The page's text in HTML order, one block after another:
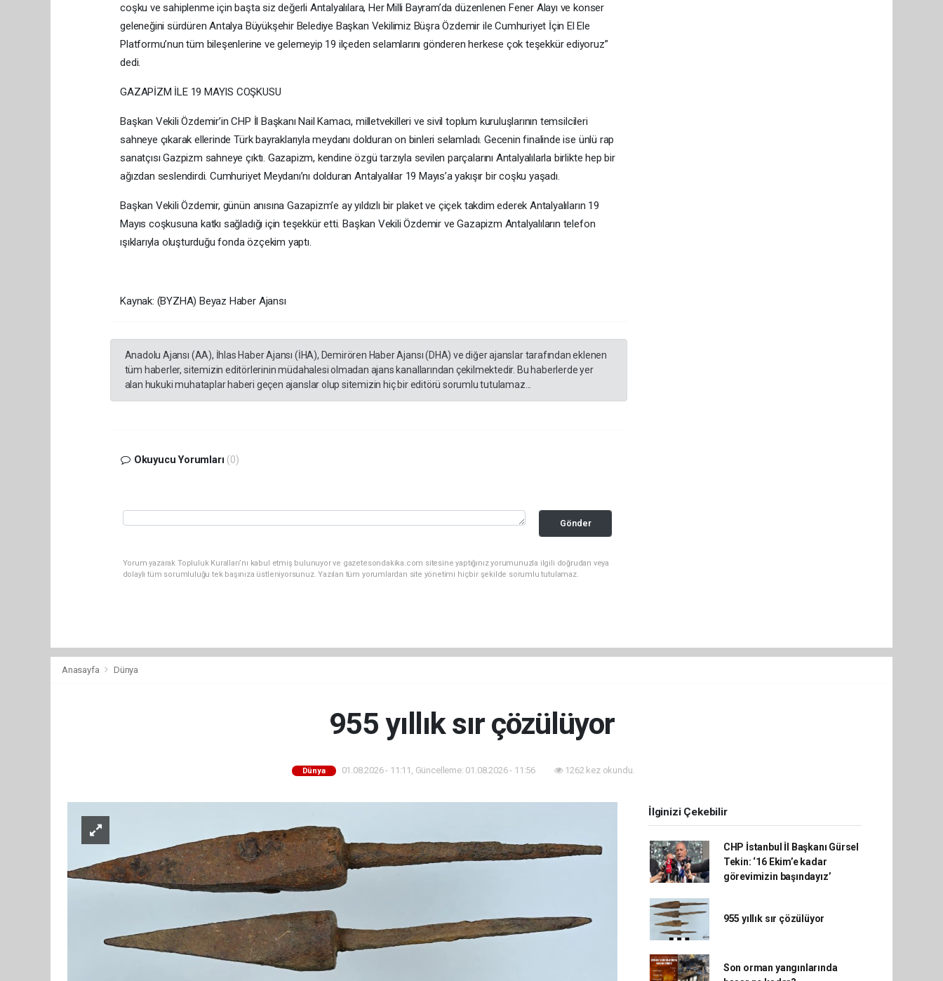
coşku ve sahiplenme için başta siz değerli Antalyalılara, Her Milli Bayram’da düzenlenen Fener Alayı ve konser
geleneğini sürdüren Antalya Büyükşehir Belediye Başkan Vekilimiz Büşra Özdemir ile Cumhuriyet İçin El Ele
Platformu’nun tüm bileşenlerine ve gelemeyip 19 ilçeden selamlarını gönderen herkese çok teşekkür ediyoruz”
dedi.
GAZAPİZM İLE 19 MAYIS COŞKUSU
Başkan Vekili Özdemir’in CHP İl Başkanı Nail Kamacı, milletvekilleri ve sivil toplum kuruluşlarının temsilcileri
sahneye çıkarak ellerinde Türk bayraklarıyla meydanı dolduran on binleri selamladı. Gecenin finalinde ise ünlü rap
sanatçısı Gazpizm sahneye çıktı. Gazapizm, kendine özgü tarzıyla sevilen parçalarını Antalyalılarla birlikte hep bir
ağızdan seslendirdi. Cumhuriyet Meydanı’nı dolduran Antalyalılar 19 Mayıs’a yakışır bir coşku yaşadı.
Başkan Vekili Özdemir, günün anısına Gazapizm’e ay yıldızlı bir plaket ve çiçek takdim ederek Antalyalıların 19
Mayıs coşkusuna katkı sağladığı için teşekkür etti. Başkan Vekili Özdemir ve Gazapizm Antalyalıların telefon
ışıklarıyla oluşturduğu fonda özçekim yaptı.
Kaynak: (BYZHA) Beyaz Haber Ajansı
Anadolu Ajansı (AA), İhlas Haber Ajansı (İHA), Demirören Haber Ajansı (DHA) ve diğer ajanslar tarafından eklenen
tüm haberler, sitemizin editörlerinin müdahalesi olmadan ajans kanallarından çekilmektedir. Bu haberlerde yer
alan hukuki muhataplar haberi geçen ajanslar olup sitemizin hiç bir editörü sorumlu tutulamaz...
Okuyucu Yorumları (0)
Gönder
Yorum yazarak Topluluk Kuralları’nı kabul etmiş bulunuyor ve gazetesondakika.com sitesine yaptığınız yorumunuzla ilgili doğrudan veya
dolaylı tüm sorumluluğu tek başınıza üstleniyorsunuz. Yazılan tüm yorumlardan site yönetimi hiçbir şekilde sorumlu tutulamaz.
Anasayfa Dünya
955 yıllık sır çözülüyor
Dünya 01.08.2026 - 11:11, Güncelleme: 01.08.2026 - 11:56 1262 kez okundu.
İlginizi Çekebilir
CHP İstanbul İl Başkanı Gürsel
Tekin: ‘16 Ekim’e kadar
görevimizin başındayız’
955 yıllık sır çözülüyor
Son orman yangınlarında